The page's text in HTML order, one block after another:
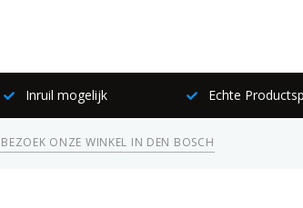
Inruil mogelijk Echte
BEZOEK ONZE WINKEL IN DEN BOSCH